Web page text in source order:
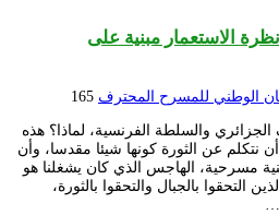
الاستعمار مبنية على
الوطني للمسرح المحترف 165
والسلطة الفرنسية، لماذا؟ هذه
نتكلم عن الثورة كونها شيئا مقدسا، وأن
مسرحية، الهاجس الذي كان يشغلنا هو
التحقوا بالجبال والتحقوا بالثورة،
…